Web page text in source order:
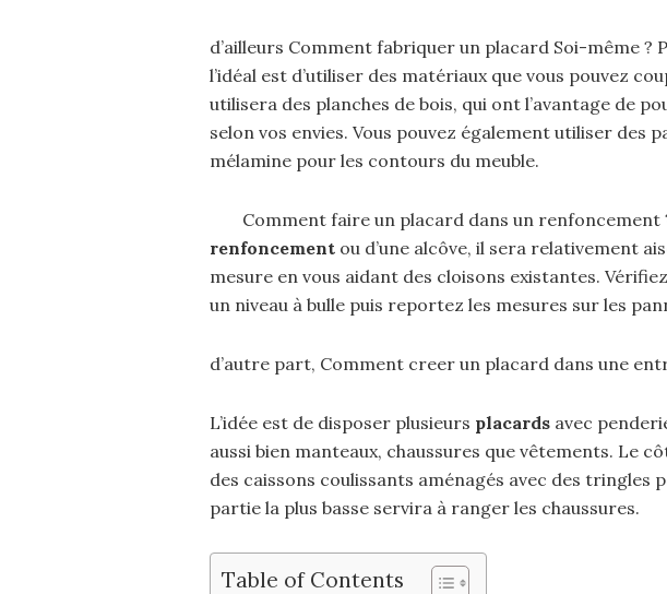
d’ailleurs Comment fabriquer un placard Soi-même ?
l’idéal est d’utiliser des matériaux que vous pouvez
utilisera des planches de bois, qui ont l’avantage de
selon vos envies. Vous pouvez également utiliser des
mélamine pour les contours du meuble.
Comment faire un placard dans un renfoncement
renfoncement ou d’une alcôve, il sera relativement
mesure en vous aidant des cloisons existantes.
un niveau à bulle puis reportez les mesures sur les
d’autre part, Comment creer un placard dans une
L’idée est de disposer plusieurs placards avec
aussi bien manteaux, chaussures que vêtements. Le
des caissons coulissants aménagés avec des tringles
partie la plus basse servira à ranger les chaussures.
Table of Contents